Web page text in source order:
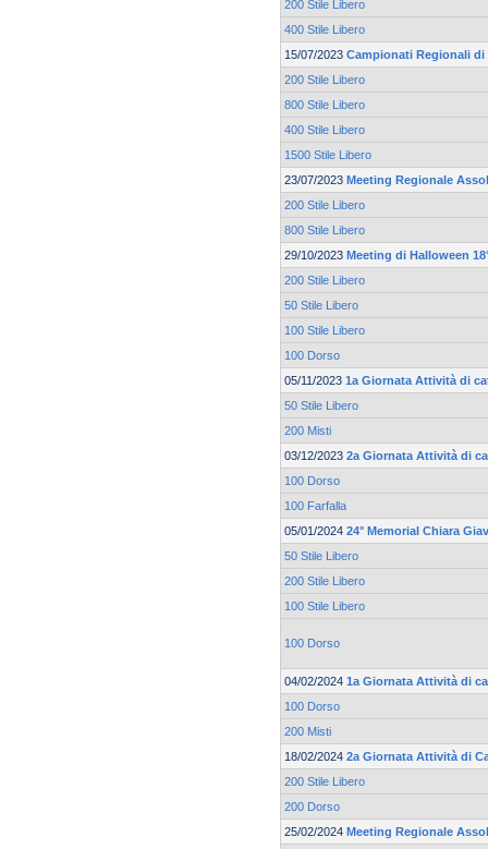
200 Stile Libero
400 Stile Libero
15/07/2023 Campionati Regionali
200 Stile Libero
800 Stile Libero
400 Stile Libero
1500 Stile Libero
23/07/2023 Meeting Regionale
200 Stile Libero
800 Stile Libero
29/10/2023 Meeting di Halloween
200 Stile Libero
50 Stile Libero
100 Stile Libero
100 Dorso
05/11/2023 1a Giornata Attività di
50 Stile Libero
200 Misti
03/12/2023 2a Giornata Attività di
100 Dorso
100 Farfalla
05/01/2024 24° Memorial Chiara
50 Stile Libero
200 Stile Libero
100 Stile Libero
100 Dorso
04/02/2024 1a Giornata Attività di
100 Dorso
200 Misti
18/02/2024 2a Giornata Attività di
200 Stile Libero
200 Dorso
25/02/2024 Meeting Regionale